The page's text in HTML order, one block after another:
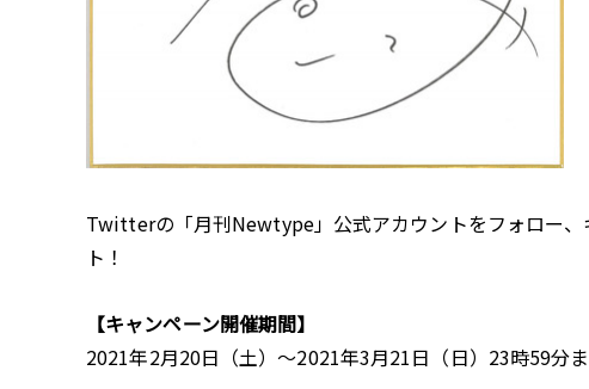
Twitterの「月刊Newtype」公式アカウントをフォロー、
ト！
【キャンペーン開催期間】
2021年2月20日（土）～2021年3月21日（日）23時59分